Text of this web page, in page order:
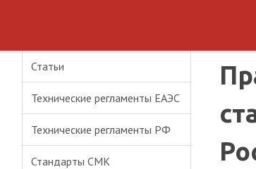
Статьи
Технические регламенты ЕАЭС
Технические регламенты РФ
Стандарты СМК